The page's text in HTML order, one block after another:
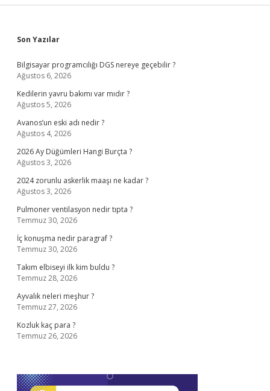
Sidebar
Son Yazılar
Bilgisayar programcılığı DGS nereye geçebilir ?
Ağustos 6, 2026
Kedilerin yavru bakımı var mıdır ?
Ağustos 5, 2026
Avanos’un eski adı nedir ?
Ağustos 4, 2026
2026 Ay Düğümleri Hangi Burçta ?
Ağustos 3, 2026
2024 zorunlu askerlik maaşı ne kadar ?
Ağustos 3, 2026
Pulmoner ventilasyon nedir tıpta ?
Temmuz 30, 2026
İç konuşma nedir paragraf ?
Temmuz 30, 2026
Takım elbiseyi ilk kim buldu ?
Temmuz 28, 2026
Ayvalık neleri meşhur ?
Temmuz 27, 2026
Kozluk kaç para ?
Temmuz 26, 2026